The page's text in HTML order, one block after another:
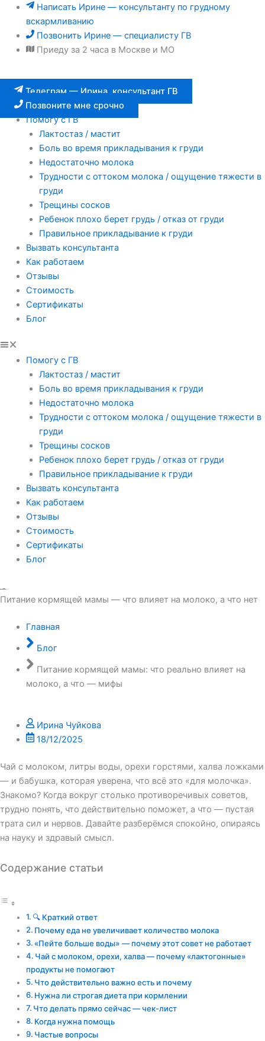
Перейти
содержимому
Написать Ирине — консультанту по грудному
вскармливанию
Позвонить Ирине — специалисту ГВ
Приеду за 2 часа в Москве и МО
Телеграм — Ирина, консультант ГВ
Позвоните мне срочно
Помогу с ГВ
Лактостаз / мастит
Боль во время прикладывания к груди
Недостаточно молока
Трудности с оттоком молока / ощущение тяжести в
груди
Трещины сосков
Ребенок плохо берет грудь / отказ от груди
Правильное прикладывание к груди
Вызвать консультанта
Как работаем
Отзывы
Стоимость
Сертификаты
Блог
Помогу с ГВ
Лактостаз / мастит
Боль во время прикладывания к груди
Недостаточно молока
Трудности с оттоком молока / ощущение тяжести в
груди
Трещины сосков
Ребенок плохо берет грудь / отказ от груди
Правильное прикладывание к груди
Вызвать консультанта
Как работаем
Отзывы
Стоимость
Сертификаты
Блог
Питание кормящей мамы — что влияет на молоко, а что нет
Главная
Блог
Питание кормящей мамы: что реально влияет на
молоко, а что — мифы
Ирина Чуйкова
18/12/2025
Чай с молоком, литры воды, орехи горстями, халва ложками
— и бабушка, которая уверена, что всё это «для молочка».
Знакомо? Когда вокруг столько противоречивых советов,
трудно понять, что действительно поможет, а что — пустая
трата сил и нервов. Давайте разберёмся спокойно, опираясь
на науку и здравый смысл.
Содержание статьи
🔍 Краткий ответ
Почему еда не увеличивает количество молока
«Пейте больше воды» — почему этот совет не работает
Чай с молоком, орехи, халва — почему «лактогонные»
продукты не помогают
Что действительно важно есть и почему
Нужна ли строгая диета при кормлении
Что делать прямо сейчас — чек-лист
Когда нужна помощь
Частые вопросы